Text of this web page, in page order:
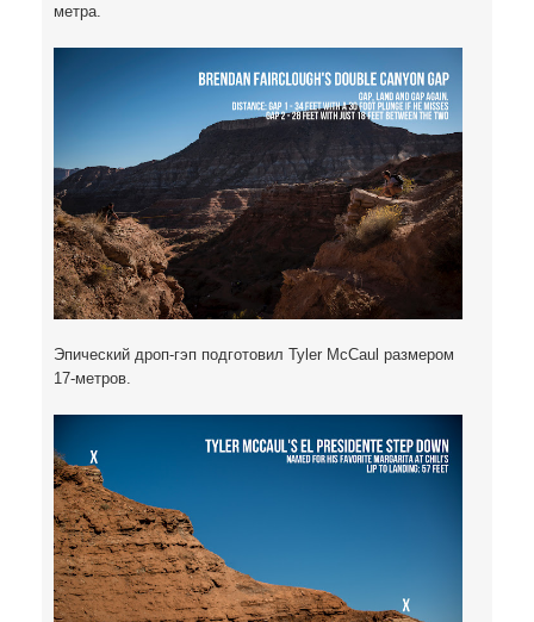
метра.
Эпический дроп-гэп подготовил Tyler McCaul размером
17-метров.